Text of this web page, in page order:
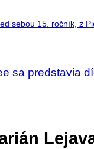
sa predstavia